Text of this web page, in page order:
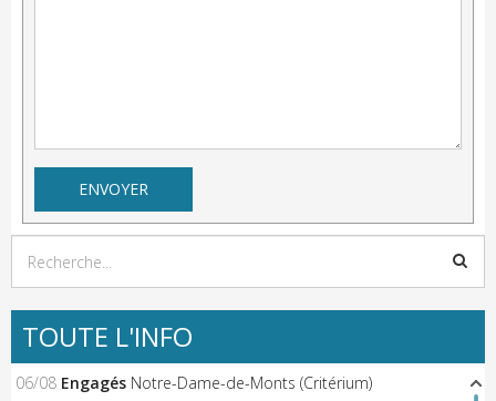
TOUTE L'INFO
06/08 Engagés Notre-Dame-de-Monts (Critérium)